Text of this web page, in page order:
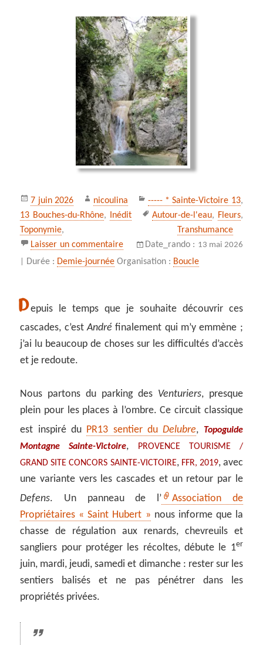
Publié
le
7 juin 2026 Auteur
nicoulina Catégories
----- * Sainte-Victoire 13,
13 Bouches-du-Rhône, Inédit
Mots-
clés
Autour-de-l'eau, Fleurs,
Toponymie, Transhumance
Laisser un commentaire sur Les cascades du Delubre
Date_rando : 13 mai 2026
Durée : Demie-journée Organisation : Boucle
Depuis le temps que je souhaite découvrir ces
cascades, c’estAndré finalement qui m’y emmène ;
j’ai lu beaucoup de choses sur les difficultés d’accès
et je redoute.
Nous partons du parking des Venturiers, presque
plein pour les places à l’ombre. Ce circuit classique
est inspiré du PR13 sentier duDelubre,
Topoguide
Montagne Sainte-Victoire,
PROVENCE TOURISME /
GRAND SITE CONCORS SAINTE-VICTOIRE, FFR, 2019, avec
une variante vers les cascades et un retour par le
Defens. Un panneau de l’
Association de
Propriétaires « Saint Hubert » nous informe que la
chasse de régulation aux renards, chevreuils et
sangliers pour protéger les récoltes, débute le 1er
juin, mardi, jeudi, samedi et dimanche : rester sur les
sentiers balisés et ne pas pénétrer dans les
propriétés privées.